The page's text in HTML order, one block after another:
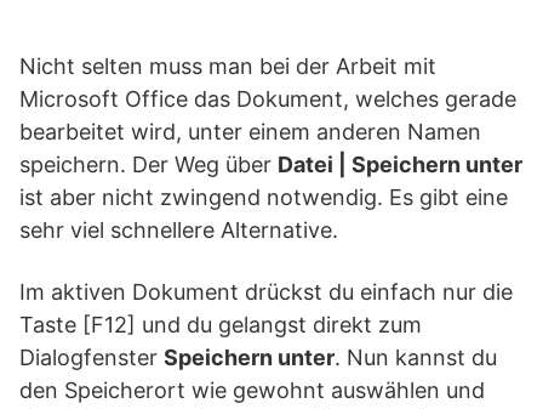
Nicht selten muss man bei der Arbeit mit
Microsoft Office das Dokument, welches gerade
bearbeitet wird, unter einem anderen Namen
speichern. Der Weg über Datei | Speichern unter
ist aber nicht zwingend notwendig. Es gibt eine
sehr viel schnellere Alternative.
Im aktiven Dokument drückst du einfach nur die
Taste [F12] und du gelangst direkt zum
Dialogfenster Speichern unter. Nun kannst du
den Speicherort wie gewohnt auswählen und